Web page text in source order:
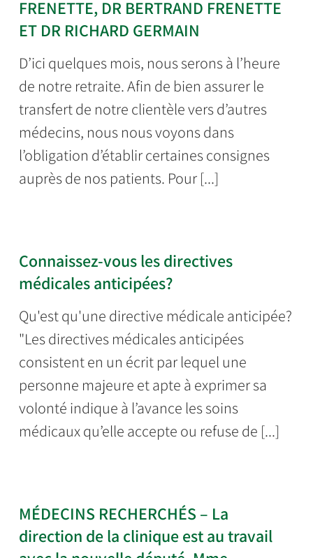
FRENETTE, DR BERTRAND FRENETTE
ET DR RICHARD GERMAIN
D’ici quelques mois, nous serons à l’heure
de notre retraite. Afin de bien assurer le
transfert de notre clientèle vers d’autres
médecins, nous nous voyons dans
l’obligation d’établir certaines consignes
auprès de nos patients. Pour [...]
Connaissez-vous les directives
médicales anticipées?
Qu'est qu'une directive médicale anticipée?
"Les directives médicales anticipées
consistent en un écrit par lequel une
personne majeure et apte à exprimer sa
volonté indique à l’avance les soins
médicaux qu’elle accepte ou refuse de [...]
MÉDECINS RECHERCHÉS – La
direction de la clinique est au travail